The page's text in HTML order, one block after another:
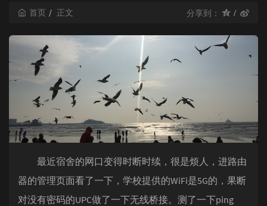
首页 正文 分享到：
最近宿舍的网口变得时断时续，很是烦人，进路由
器的管理页面看了一下，学校提供的WiFi是5G的，果断
对没有密码的UPC做了一下无线桥接。测了一下ping